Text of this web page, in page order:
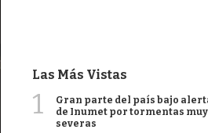
Las Más Vistas
1
Gran parte del país bajo
de Inumet por tormentas
severas